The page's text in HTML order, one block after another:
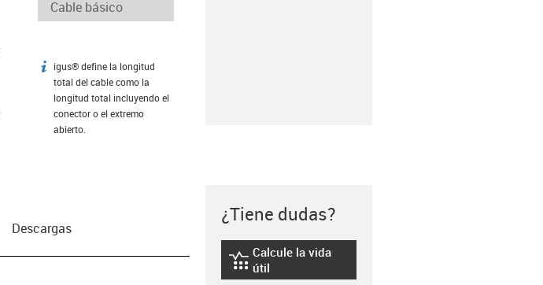
igus-icon-info
igus® define la longitud
total del cable como la
longitud total incluyendo el
conector o el extremo
abierto.
Descargas
¿Tiene dudas?
igus-icon-lebensdauerrechner
Calcule la vida
útil